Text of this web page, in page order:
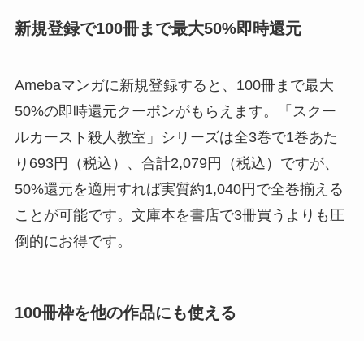
新規登録で100冊まで最大50%即時還元
Amebaマンガに新規登録すると、100冊まで最大
50%の即時還元クーポンがもらえます。「スクー
ルカースト殺人教室」シリーズは全3巻で1巻あた
り693円（税込）、合計2,079円（税込）ですが、
50%還元を適用すれば実質約1,040円で全巻揃える
ことが可能です。文庫本を書店で3冊買うよりも圧
倒的にお得です。
100冊枠を他の作品にも使える